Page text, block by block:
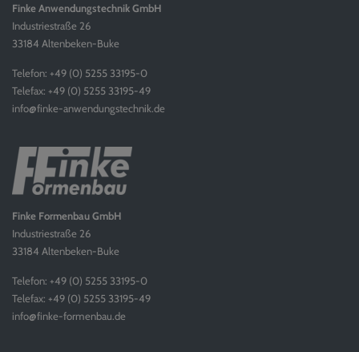
Finke Anwendungstechnik GmbH
Industriestraße 26
33184 Altenbeken-Buke
Telefon: +49 (0) 5255 33195-0
Telefax: +49 (0) 5255 33195-49
info@finke-anwendungstechnik.de
Finke Formenbau GmbH
Industriestraße 26
33184 Altenbeken-Buke
Telefon: +49 (0) 5255 33195-0
Telefax: +49 (0) 5255 33195-49
info@finke-formenbau.de